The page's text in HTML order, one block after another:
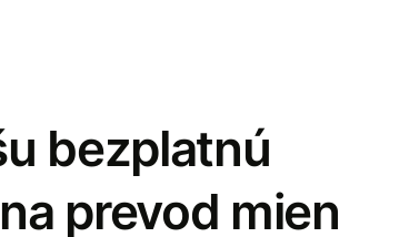
bezplatnú
prevod mien